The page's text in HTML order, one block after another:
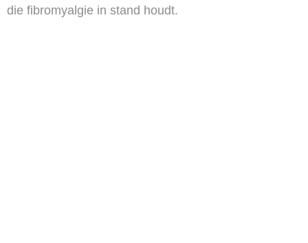
die fibromyalgie in stand houdt.